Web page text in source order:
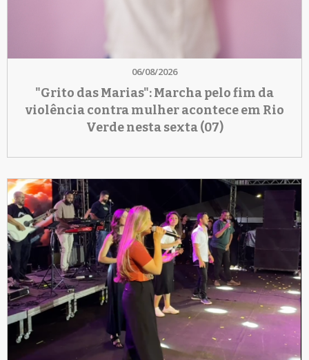
06/08/2026
"Grito das Marias": Marcha pelo fim da
violência contra mulher acontece em Rio
Verde nesta sexta (07)